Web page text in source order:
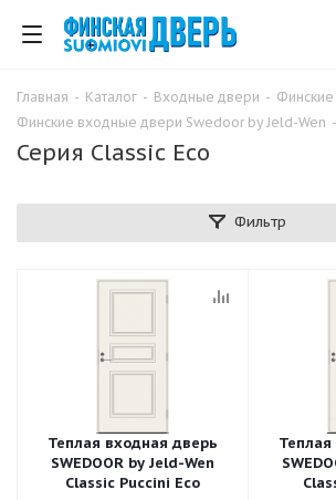
Главная - Каталог - Входные двери -
Финские входные двери Swedoor by Jeld-Wen -
Серия Classic Eco
Фильтр
Теплая входная дверь
SWEDOOR by Jeld-Wen
Classic Puccini Eco